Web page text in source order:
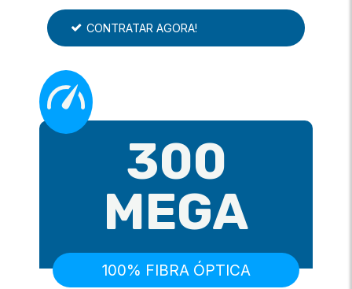
CONTRATAR AGORA!
300
MEGA
100% FIBRA ÓPTICA